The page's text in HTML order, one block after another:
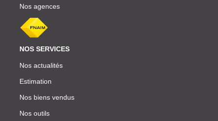
Nos agences
NOS SERVICES
Nos actualités
Estimation
Nos biens vendus
Nos outils